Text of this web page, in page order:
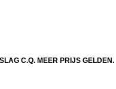
C.Q. MEER PRIJS GELDEN.